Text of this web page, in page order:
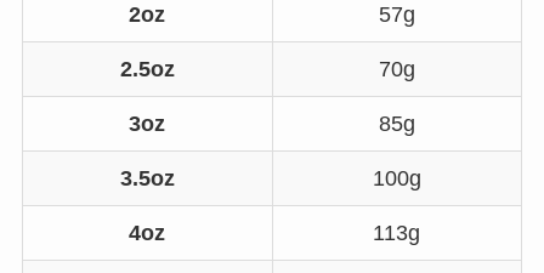
2oz 57g
2.5oz 70g
3oz 85g
3.5oz 100g
4oz 113g